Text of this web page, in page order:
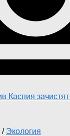
/ Экология